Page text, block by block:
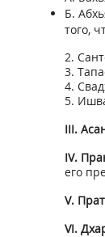
Б.
того,
2.
3.
4.
5.
III.
IV.
его
V.
VI.